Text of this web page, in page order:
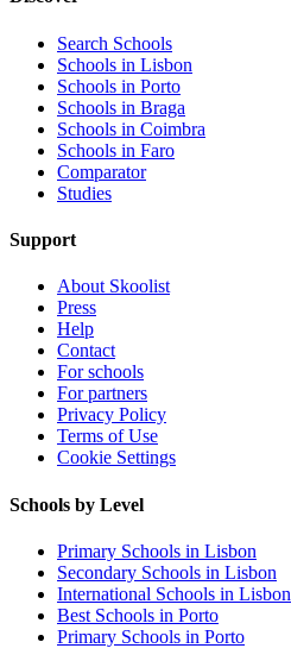
Search Schools
Schools in Lisbon
Schools in Porto
Schools in Braga
Schools in Coimbra
Schools in Faro
Comparator
Studies
Support
About Skoolist
Press
Help
Contact
For schools
For partners
Privacy Policy
Terms of Use
Cookie Settings
Schools by Level
Primary Schools in Lisbon
Secondary Schools in Lisbon
International Schools in Lisbon
Best Schools in Porto
Primary Schools in Porto